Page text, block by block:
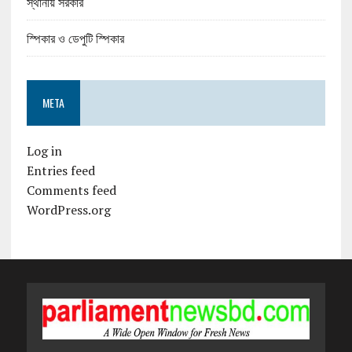
স্পিকার ও ডেপুটি স্পিকার
META
Log in
Entries feed
Comments feed
WordPress.org